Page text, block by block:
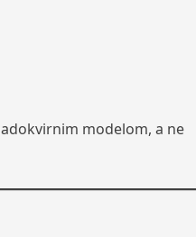
modelom, a ne